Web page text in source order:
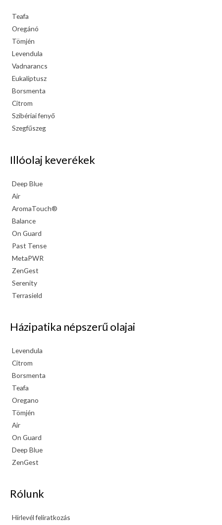
Teafa
Oregánó
Tömjén
Levendula
Vadnarancs
Eukaliptusz
Borsmenta
Citrom
Szibériai fenyő
Szegfűszeg
Illóolaj keverékek
Deep Blue
Air
AromaTouch®
Balance
On Guard
Past Tense
MetaPWR
ZenGest
Serenity
Terrasield
Házipatika népszerű olajai
Levendula
Citrom
Borsmenta
Teafa
Oregano
Tömjén
Air
On Guard
Deep Blue
ZenGest
Rólunk
Hírlevél feliratkozás